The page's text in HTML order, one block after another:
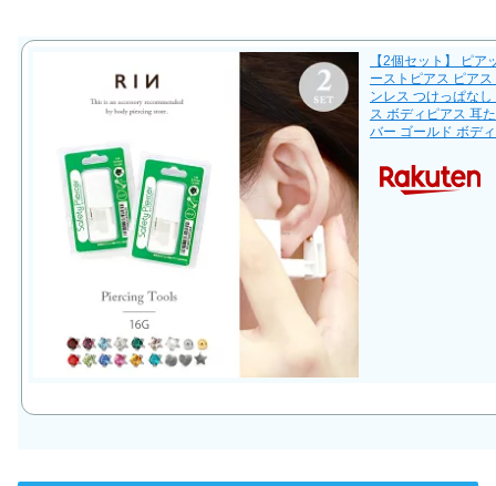
【2個セット】 ピ
ーストピアス ピア
ンレス つけっぱな
ス ボディピアス 耳
バー ゴールド ボデ